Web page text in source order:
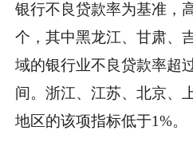
银行不良贷款率为基准，
个，其中黑龙江、甘肃、
域的银行业不良贷款率超
间。浙江、江苏、北京、
地区的该项指标低于1%。